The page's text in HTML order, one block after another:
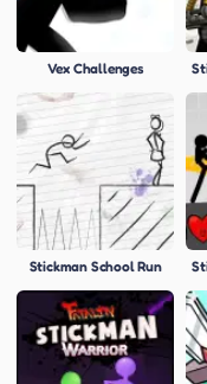
Vex Challenges
Stickman School Run